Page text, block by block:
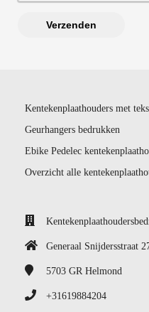
Verzenden
Kentekenplaathouders met
Geurhangers bedrukken
Ebike Pedelec
Overzicht alle
Generaal Snijdersstraat
5703 GR Helmond
+31619884204